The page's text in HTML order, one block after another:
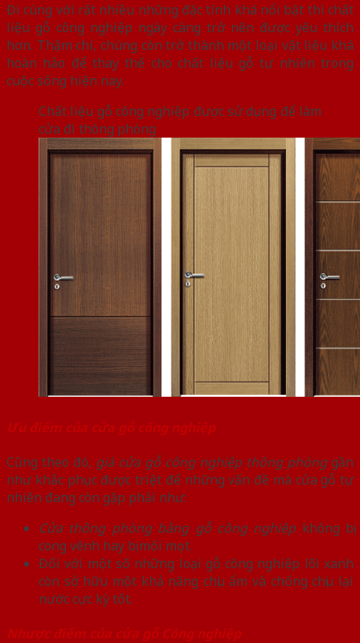
Đi cùng với rất nhiều những đặc tính khá nổi bật thì chất
liệu gỗ công nghiệp ngày càng trở nên được yêu thích
hơn. Thậm chí, chúng còn trở thành một loại vật liệu khá
hoàn hảo để thay thế cho chất liệu gỗ tự nhiên trong
cuộc sống hiện nay.
Chất liệu gỗ công nghiệp được sử dụng để làm
cửa đi thông phòng
Ưu điểm của cửa gỗ công nghiệp
Cũng theo đó, giá cửa gỗ công nghiệp thông phònggần
như khắc phục được triệt để những vấn đề mà cửa gỗ tự
nhiên đang còn gặp phải như:
Cửa thông phòng bằng gỗ công nghiệpkhông bị
cong vênh hay bị mối mọt.
Đối với một số những loại gỗ công nghiệp lõi xanh
còn sở hữu một khả năng chịu ẩm và chống chịu lại
nước cực kỳ tốt.
Nhược điểm của cửa gỗ Công nghiệp